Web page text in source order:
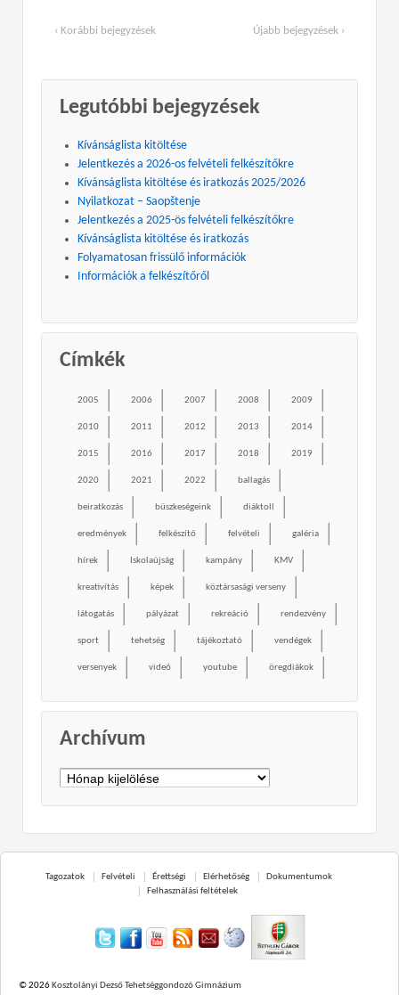
‹ Korábbi bejegyzések Újabb bejegyzések ›
Legutóbbi bejegyzések
Kívánságlista kitöltése
Jelentkezés a 2026-os felvételi felkészítőkre
Kívánságlista kitöltése és iratkozás 2025/2026
Nyilatkozat – Saopštenje
Jelentkezés a 2025-ös felvételi felkészítőkre
Kívánságlista kitöltése és iratkozás
Folyamatosan frissülő információk
Információk a felkészítőről
Címkék
2005 2006 2007 2008 2009
2010 2011 2012 2013 2014
2015 2016 2017 2018 2019
2020 2021 2022 ballagás
beiratkozás büszkeségeink diáktoll
eredmények felkészítő felvételi galéria
hírek Iskolaújság kampány KMV
kreativítás képek köztársasági verseny
látogatás pályázat rekreáció rendezvény
sport tehetség tájékoztató vendégek
versenyek videó youtube öregdiákok
Archívum
Archívum
Tagozatok Felvételi Érettségi Elérhetőség
Dokumentumok
Felhasználási feltételek
© 2026 Kosztolányi Dezső Tehetséggondozó Gimnázium